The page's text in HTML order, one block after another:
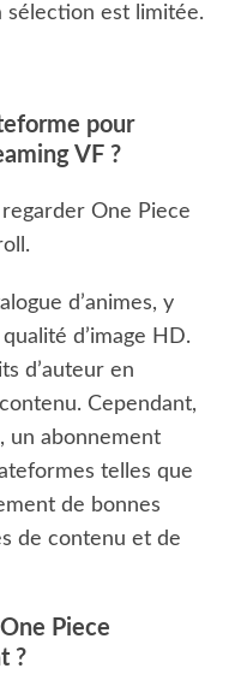
sélection est limitée.
pour
VF ?
One Piece
d’animes, y
d’image HD.
d’auteur en
Cependant,
un abonnement
telles que
de bonnes
de contenu et de
Piece
?